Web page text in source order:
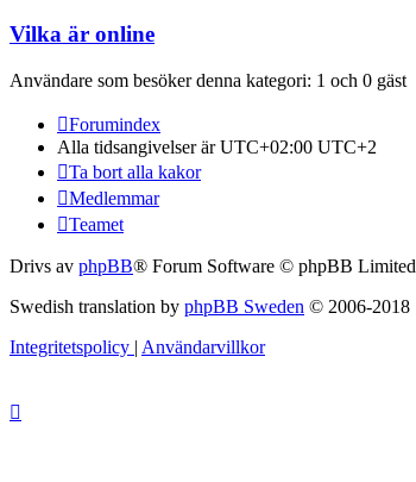
Vilka är online
Användare som besöker denna kategori: 1 och 0 gäst
Forumindex
Alla tidsangivelser är UTC+02:00 UTC+2
Ta bort alla kakor
Medlemmar
Teamet
Drivs av phpBB® Forum Software © phpBB Limited
Swedish translation by phpBB Sweden © 2006-2018
Integritetspolicy | Användarvillkor